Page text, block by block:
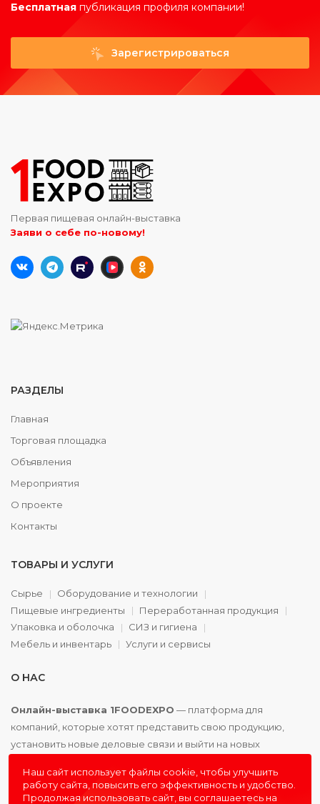
Бесплатная публикация профиля компании!
Зарегистрироваться
Первая пищевая онлайн-выставка
Заяви о себе по-новому!
РАЗДЕЛЫ
Главная
Торговая площадка
Объявления
Мероприятия
О проекте
Контакты
ТОВАРЫ И УСЛУГИ
Сырье
Оборудование и технологии
Пищевые ингредиенты
Переработанная продукция
Упаковка и оболочка
СИЗ и гигиена
Мебель и инвентарь
Услуги и сервисы
О НАС
Онлайн-выставка 1FOODEXPO — платформа для
компаний, которые хотят представить свою продукцию,
установить новые деловые связи и выйти на новых
Наш сайт использует файлы cookie, чтобы улучшить
работу сайта, повысить его эффективность и удобство.
Продолжая использовать сайт, вы соглашаетесь на